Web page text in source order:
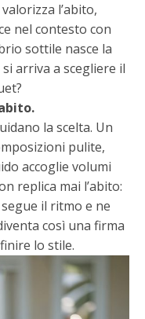
l’abito,
nel contesto con
sottile nasce la
arriva a scegliere il
la scelta. Un
pulite,
accoglie volumi
replica mai l’abito:
il ritmo e ne
così una firma
lo stile.